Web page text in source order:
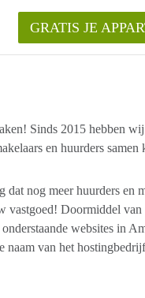
appartement in Amsterdam?
van een huur appartement?
in Amsterdam?
GRATIS JE
Sinds 2015 hebben
en huurders samen
nog meer huurders en
vastgoed! Doormiddel
websites in
naam van het